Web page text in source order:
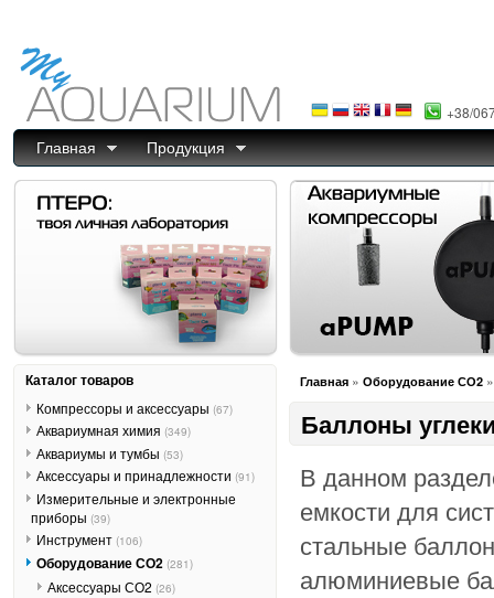
+38/
Главная Продукция
Главная » Оборудование СО2
Баллоны
В данном
емкости для
стальные
алюминиевые
Каталог товаров
Компрессоры и аксессуары (67)
Аквариумная химия (349)
Аквариумы и тумбы (53)
Аксессуары и принадлежности (91)
Измерительные и электронные
приборы (39)
Инструмент (106)
Оборудование СО2 (281)
Аксессуары СО2 (26)